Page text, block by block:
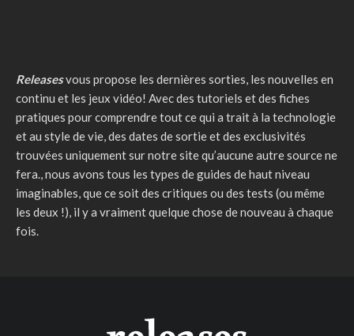
Releasesvous propose les dernières sorties, les nouvelles en
continu et les jeux vidéo! Avec des tutoriels et des fiches
pratiques pour comprendre tout ce qui a trait à la technologie
et au style de vie, des dates de sortie et des exclusivités
trouvées uniquement sur notre site qu’aucune autre source ne
fera., nous avons tous les types de guides de haut niveau
imaginables, que ce soit des critiques ou des tests (ou même
les deux !), il y a vraiment quelque chose de nouveau à chaque
fois.